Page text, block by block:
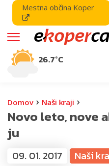
Mestna občina Koper
26.7°C
Domov › Naši kraji ›
Novo leto, nove
ju
09. 01. 2017
Naši